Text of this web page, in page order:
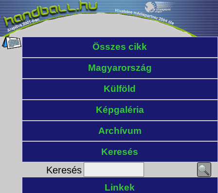
Összes cikk
Magyarország
Külföld
Képgaléria
Archívum
Keresés
Keresés
Linkek